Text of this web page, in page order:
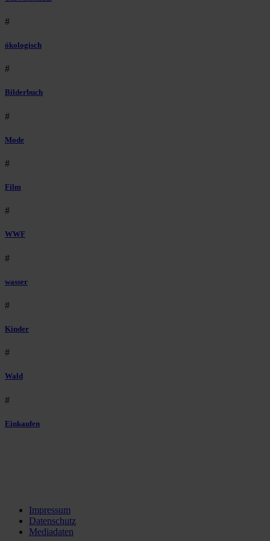
#
ökologisch
#
Bilderbuch
#
Mode
#
Film
#
WWF
#
wasser
#
Kinder
#
Wald
#
Einkaufen
Impressum
Datenschutz
Mediadaten